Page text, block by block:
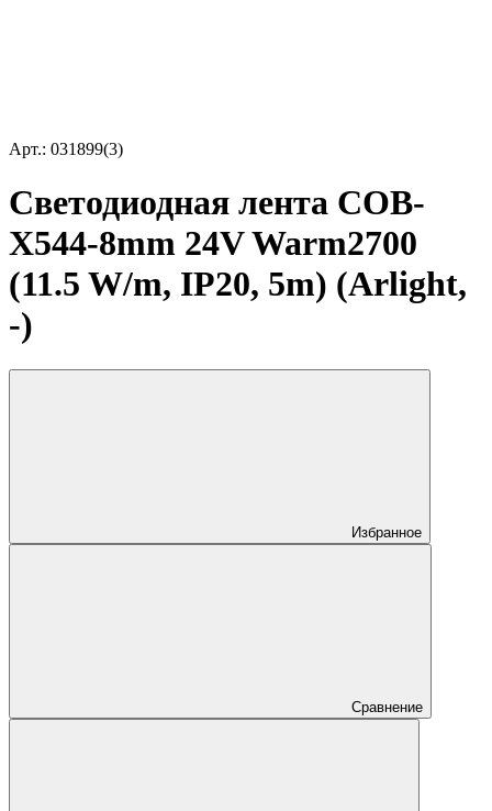
Арт.: 031899(3)
Светодиодная лента COB-
X544-8mm 24V Warm2700
(11.5 W/m, IP20, 5m) (Arlight,
-)
Избранное
Сравнение